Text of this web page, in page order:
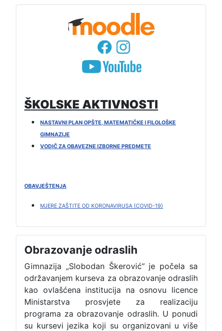
ŠKOLSKE AKTIVNOSTI
NASTAVNI PLAN OPŠTE, MATEMATIČKE I FILOLOŠKE
GIMNAZIJE
VODIČ ZA OBAVEZNE IZBORNE PREDMETE
OBAVJEŠTENJA
MJERE ZAŠTITE OD KORONAVIRUSA (COVID-19)
Obrazovanje odraslih
Gimnazija „Slobodan Škerović“ je počela sa
održavanjem kurseva za obrazovanje odraslih
kao ovlašćena institucija na osnovu licence
Ministarstva prosvjete za realizaciju
programa za obrazovanje odraslih. U ponudi
su kursevi jezika koji su organizovani u više